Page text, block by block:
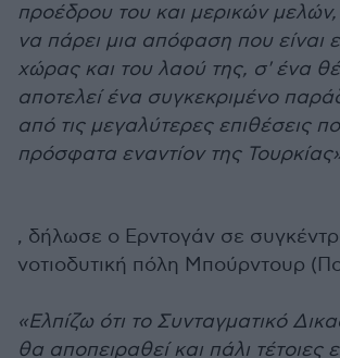
προέδρου του και μερικών
να πάρει μια απόφαση που είναι
χώρας και του λαού της, σ' ένα
αποτελεί ένα συγκεκριμένο
από τις μεγαλύτερες επιθέσεις
πρόσφατα εναντίον της
, δήλωσε ο Ερντογάν σε
νοτιοδυτική πόλη Μπούρντουρ
«Ελπίζω ότι το Συνταγματικό
θα αποπειραθεί και πάλι τέτοιες